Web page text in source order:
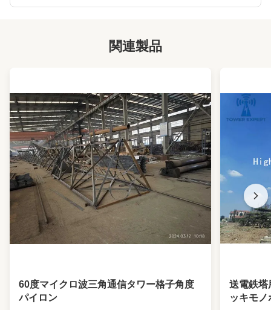
Protection:
最低20年
Maintenance: メンテナンスの手間がかからない
Voltage: 500KV以下
Rotation Angle: 顧客の要件に従って
Cross Arm: ボルト接続
Soil Bearing
Capacity:
顧客の要求に応じて
Safety Factor: 顧客の要求に応じて
Application:
関連製品
60度マイクロ波三角通信タワー格子角度
パイロン
送電鉄塔
ッキモ